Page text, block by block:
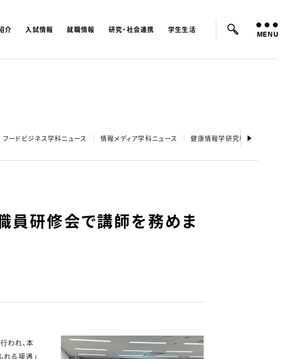
介 入試情報 就職情報 研究・社会連携 学生生活
よく検索されているキーワード： 入試 学費 オープンキャンパス MENU
フードビジネス学科ニュース 情報メディア学科ニュース 健康情報学研究科ニュース
員研修会で講師を務めま
われ、本
る接遇」